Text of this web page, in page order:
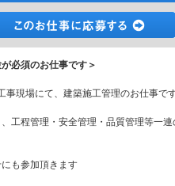
必須のお仕事です＞
現場にて、建築施工管理のお仕事で
工程管理・安全管理・品質管理等一
も参加頂きます